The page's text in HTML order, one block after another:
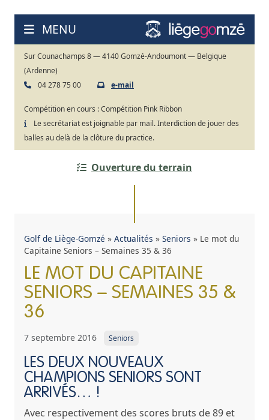
contenu
MENU
Sur Counachamps 8 — 4140 Gomzé-Andoumont — Belgique
(Ardenne)
04 278 75 00
e-mail
Compétition en cours :Compétition Pink Ribbon
Le secrétariat est joignable par mail. Interdiction de jouer des
balles au delà de la clôture du practice.
Ouverture du terrain
Golf de Liège-Gomzé » Actualités » Seniors » Le mot du
Capitaine Seniors – Semaines 35 & 36
LE MOT DU CAPITAINE
SENIORS – SEMAINES 35 &
36
7 septembre 2016 Seniors
LES DEUX NOUVEAUX
CHAMPIONS SENIORS SONT
ARRIVÉS… !
Avec respectivement des scores bruts de 89 et